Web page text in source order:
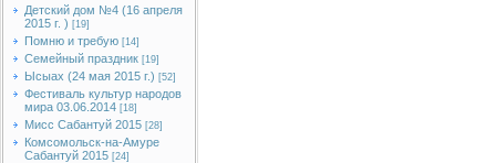
Детский дом №4 (16 апреля
2015 г. ) [19]
Помню и требую [14]
Семейный праздник [19]
Ысыах (24 мая 2015 г.) [52]
Фестиваль культур народов
мира 03.06.2014 [18]
Мисс Сабантуй 2015 [28]
Комсомольск-на-Амуре
Сабантуй 2015 [24]